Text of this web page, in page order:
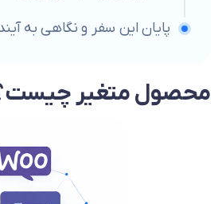
پایان این سفر و نگاهی به
محصول متغیر